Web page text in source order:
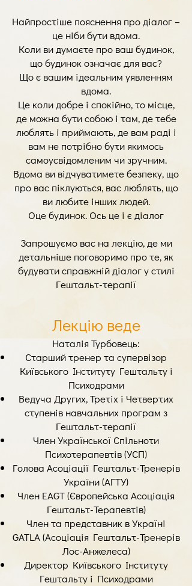
Найпростіше пояснення про діалог –
це ніби бути вдома.
Коли ви думаєте про ваш будинок,
що будинок означає для вас?
Що є вашим ідеальним уявленням
вдома.
Це коли добре і спокійно, то місце,
де можна бути собою і там, де тебе
люблять і приймають, де вам раді і
вам не потрібно бути якимось
самоусвідомленим чи зручним.
Вдома ви відчуватимете безпеку, що
про вас піклуються, вас люблять, що
ви любите інших людей.
Оце будинок. Ось це і є діалог
Запрошуємо вас на лекцію, де ми
детальніше поговоримо про те, як
будувати справжній діалог у стилі
Гештальт-терапії
Лекцію веде
Наталія Турбовець:
Старший тренер та супервізор
Київського Інституту Гештальту і
Психодрами
Ведуча Других, Третіх і Четвертих
ступенів навчальних програм з
Гештальт-терапії
Член Української Спільноти
Психотерапевтів (УСП)
Голова Асоціації Гештальт-Тренерів
України (АГТУ)
Член EAGT (Європейська Асоціація
Гештальт-Терапевтів)
Член та представник в Україні
GATLA (Асоціація Гештальт-Тренерів
Лос-Анжелеса)
Директор Київського Інституту
Гештальту і Психодрами